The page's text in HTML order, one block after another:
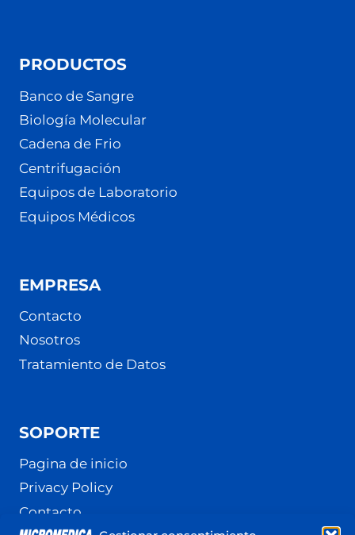
PRODUCTOS
Banco de Sangre
Biología Molecular
Cadena de Frio
Centrifugación
Equipos de Laboratorio
Equipos Médicos
EMPRESA
Contacto
Nosotros
Tratamiento de Datos
SOPORTE
Pagina de inicio
Privacy Policy
Contacto